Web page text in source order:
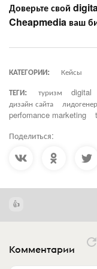
Доверьте свой
Cheapmedia ваш
КАТЕГОРИИ:
Кейсы
ТЕГИ:
туризм digital
дизайн сайта
perfomance marketing
Поделиться:
Комментарии